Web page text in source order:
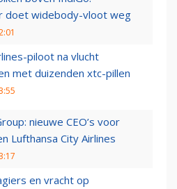
doet widebody-vloot weg
piloot na vlucht
met duizenden xtc-pillen
nieuwe CEO’s voor
Lufthansa City Airlines
en vracht op